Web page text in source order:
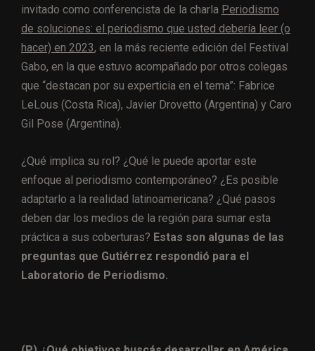
invitado como conferencista de la charla Periodismo
de soluciones: el periodismo que usted debería leer (o
hacer) en 2023, en la más reciente edición del Festival
Gabo, en la que estuvo acompañado por otros colegas
que “destacan por su experticia en el tema”: Fabrice
LeLous (Costa Rica), Javier Drovetto (Argentina) y Caro
Gil Pose (Argentina).
¿Qué implica su rol? ¿Qué le puede aportar este
enfoque al periodismo contemporáneo? ¿Es posible
adaptarlo a la realidad latinoamericana? ¿Qué pasos
deben dar los medios de la región para sumar esta
práctica a sus coberturas? Estas son algunas de las
preguntas que Gutiérrez respondió para el
Laboratorio de Periodismo.